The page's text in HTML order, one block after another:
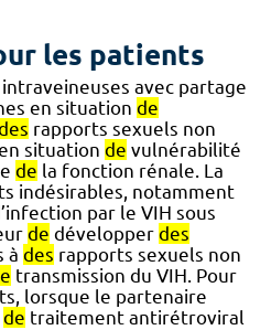
les patients
avec partage
en situation de
rapports sexuels non
situation de vulnérabilité
de la fonction rénale. La
indésirables, notamment
par le VIH sous
de développer des
à des rapports sexuels non
transmission du VIH. Pour
lorsque le partenaire
de traitement antirétroviral